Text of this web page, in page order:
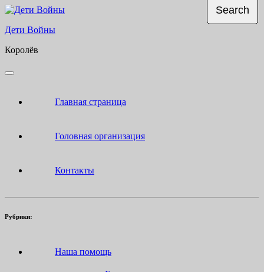
Skip
content
Дети Войны
Королёв
Open
Главная страница
Головная организация
Контакты
Рубрики:
Наша помощь